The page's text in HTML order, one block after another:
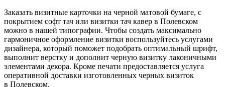
Заказать визитные карточки на черной матовой бумаге, с
покрытием софт тач или визитки тач кавер в Полевском
можно в нашей типографии. Чтобы создать максимально
гармоничное оформление визитки воспользуйтесь услугами
дизайнера, который поможет подобрать оптимальный шрифт,
выполнит верстку и дополнит черную визитку лаконичными
элементами декора. Кроме печати предоставляется услуга
оперативной доставки изготовленных черных визиток
в Полевском.